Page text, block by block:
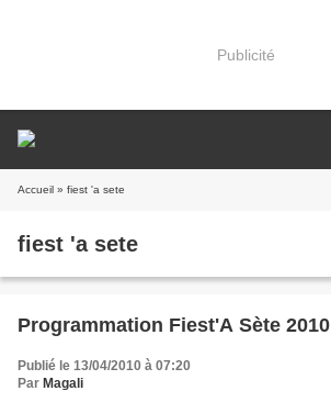
Publicité
Accueil » fiest 'a sete
fiest 'a sete
Programmation Fiest'A Sète 2010
Publié le 13/04/2010 à 07:20
Par Magali